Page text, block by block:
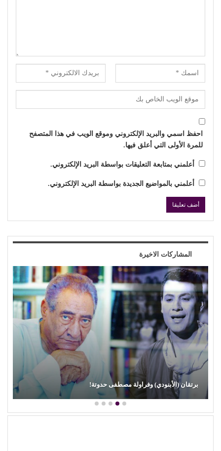
احفظ اسمي والبريد الإلكتروني وموقع الويب في هذا المتصفح
للمرة الأولى التي أعلق فيها.
أعلمني بمتابعة التعليقات بواسطة البريد الإلكتروني.
أعلمني بالمواضيع الجديدة بواسطة البريد الإلكتروني.
المشاركات الاخيرة
محمود عطية يكتب: سوق (الترند) واللحم الرخيص!